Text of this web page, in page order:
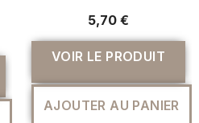
5,70 €
VOIR LE PRODUIT
AJOUTER AU PANIER